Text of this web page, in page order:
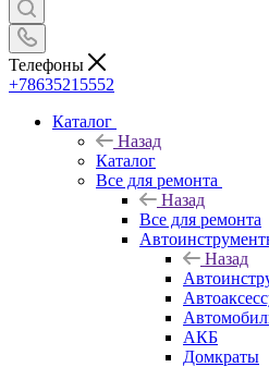
Телефоны
+78635215552
Каталог
Назад
Каталог
Все для ремонта
Назад
Все для ремонта
Назад
АКБ
Домкраты